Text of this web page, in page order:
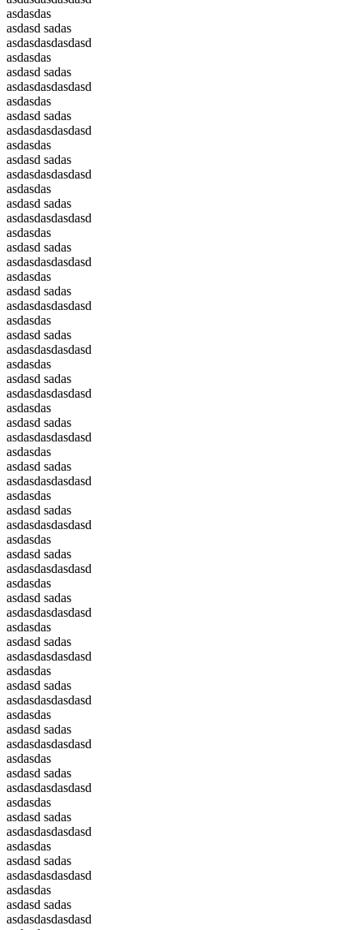
asdasdas
asdasd sadas
asdasdasdasdasd
asdasdas
asdasd sadas
asdasdasdasdasd
asdasdas
asdasd sadas
asdasdasdasdasd
asdasdas
asdasd sadas
asdasdasdasdasd
asdasdas
asdasd sadas
asdasdasdasdasd
asdasdas
asdasd sadas
asdasdasdasdasd
asdasdas
asdasd sadas
asdasdasdasdasd
asdasdas
asdasd sadas
asdasdasdasdasd
asdasdas
asdasd sadas
asdasdasdasdasd
asdasdas
asdasd sadas
asdasdasdasdasd
asdasdas
asdasd sadas
asdasdasdasdasd
asdasdas
asdasd sadas
asdasdasdasdasd
asdasdas
asdasd sadas
asdasdasdasdasd
asdasdas
asdasd sadas
asdasdasdasdasd
asdasdas
asdasd sadas
asdasdasdasdasd
asdasdas
asdasd sadas
asdasdasdasdasd
asdasdas
asdasd sadas
asdasdasdasdasd
asdasdas
asdasd sadas
asdasdasdasdasd
asdasdas
asdasd sadas
asdasdasdasdasd
asdasdas
asdasd sadas
asdasdasdasdasd
asdasdas
asdasd sadas
asdasdasdasdasd